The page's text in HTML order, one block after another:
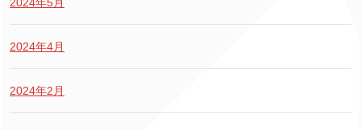
2024年4月
2024年2月